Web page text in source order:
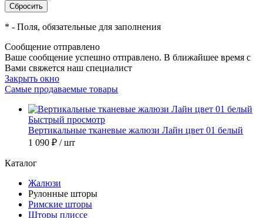
* - Поля, обязательные для заполнения
Сообщение отправлено
Ваше сообщение успешно отправлено. В ближайшее время с
Вами свяжется наш специалист
Закрыть окно
Самые продаваемые товары
Быстрый просмотр
Вертикальные тканевые жалюзи Лайн цвет 01 белый
1 090 ₽ / шт
Каталог
Жалюзи
Рулонные шторы
Римские шторы
Шторы плиссе